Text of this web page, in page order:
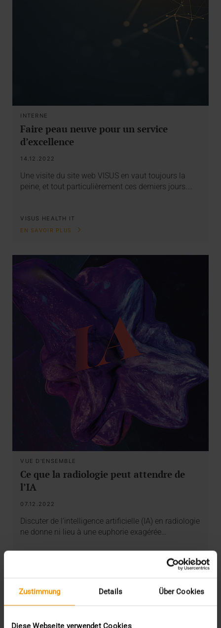
Zustimmung Details Über Cookies
INTERNE
Faire peau neuve pour un service
d’excellence
14.12.2022
Une visite du site web VISUS en vaut toujours la
peine, et tout particulièrement ces derniers jours.…
VISUS HEALTH IT
EN SAVOIR PLUS
VUE D'ENSEMBLE
Ce que la radiologie peut attendre de
l’IA
07.12.2022
Discuter de l’intelligence artificielle (IA) en radiologie
ne donne ni lieu à une euphorie exagérée…